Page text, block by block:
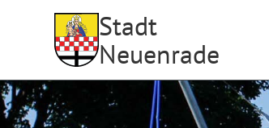
Stadt
Neuenrade